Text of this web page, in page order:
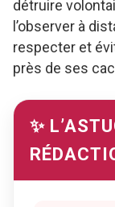
détruire
l’observer à
respecter et
près de ses
✨